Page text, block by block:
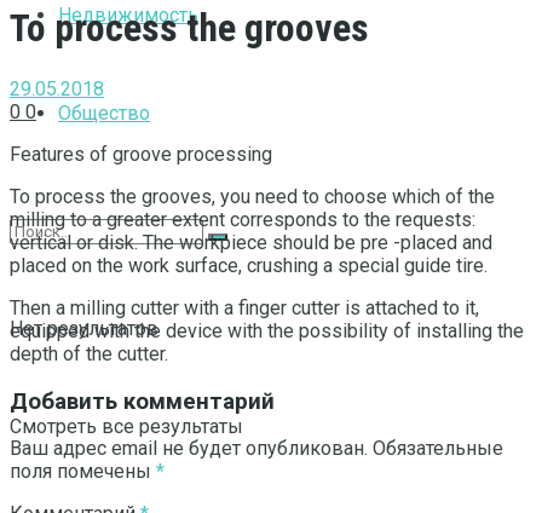
Недвижимость
Общество
Нет результатов
Смотреть все результаты
To process the grooves
29.05.2018
0 0
Features of groove processing
To process the grooves, you need to choose which of the
milling to a greater extent corresponds to the requests:
vertical or disk.The workpiece should be pre -placed and
placed on the work surface, crushing a special guide tire.
Then a milling cutter with a finger cutter is attached to it,
equipped with the device with the possibility of installing the
depth of the cutter.
Добавить комментарий
Ваш адрес email не будет опубликован. Обязательные
поля помечены *